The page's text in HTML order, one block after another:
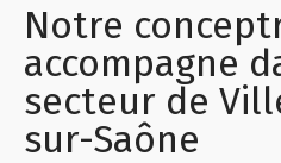
Notre
accompagne
secteur de
sur-Saône